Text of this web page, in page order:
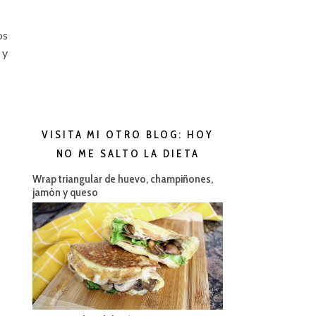
y
VISITA MI OTRO BLOG: HOY
NO ME SALTO LA DIETA
Wrap triangular de huevo, champiñones,
jamón y queso